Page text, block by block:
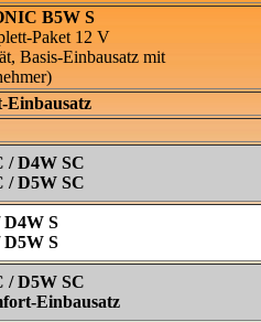
B5W S
Paket 12 V
Basis-Einbausatz mit
Einbausatz
/ D4W SC
/ D5W SC
D4W S
D5W S
/ D5W SC
Einbausatz